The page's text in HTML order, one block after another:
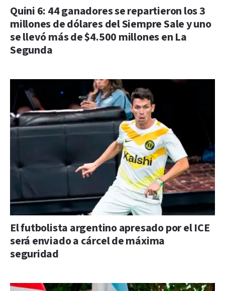
Quini 6: 44 ganadores se repartieron los 3
millones de dólares del Siempre Sale y uno
se llevó más de $4.500 millones en La
Segunda
El futbolista argentino apresado por el ICE
será enviado a cárcel de máxima
seguridad